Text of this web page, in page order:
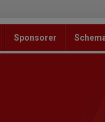
Sponsorer